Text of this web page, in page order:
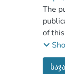
The